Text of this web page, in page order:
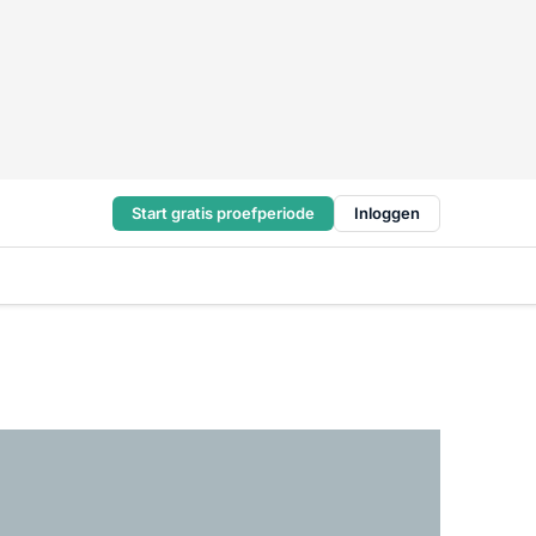
Start gratis proefperiode Inloggen